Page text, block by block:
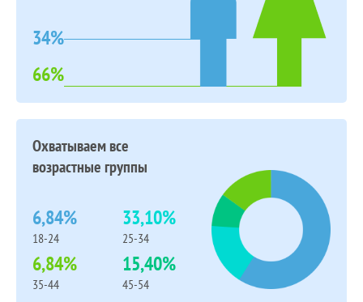
34%
66%
Охватываем все
возрастные группы
6,84%
18-24
33,10%
25-34
6,84%
35-44
15,40%
45-54